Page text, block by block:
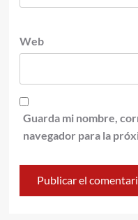
Web
Guarda mi nombre,
navegador para la